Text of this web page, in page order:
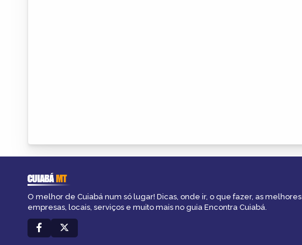
CUIABÁMT
O melhor de Cuiabá num só lugar! Dicas, onde ir, o que fazer, as melhores
empresas, locais, serviços e muito mais no guia Encontra Cuiabá.